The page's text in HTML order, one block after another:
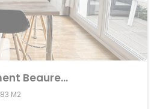
Achat Appartement Beauregard
83 M2